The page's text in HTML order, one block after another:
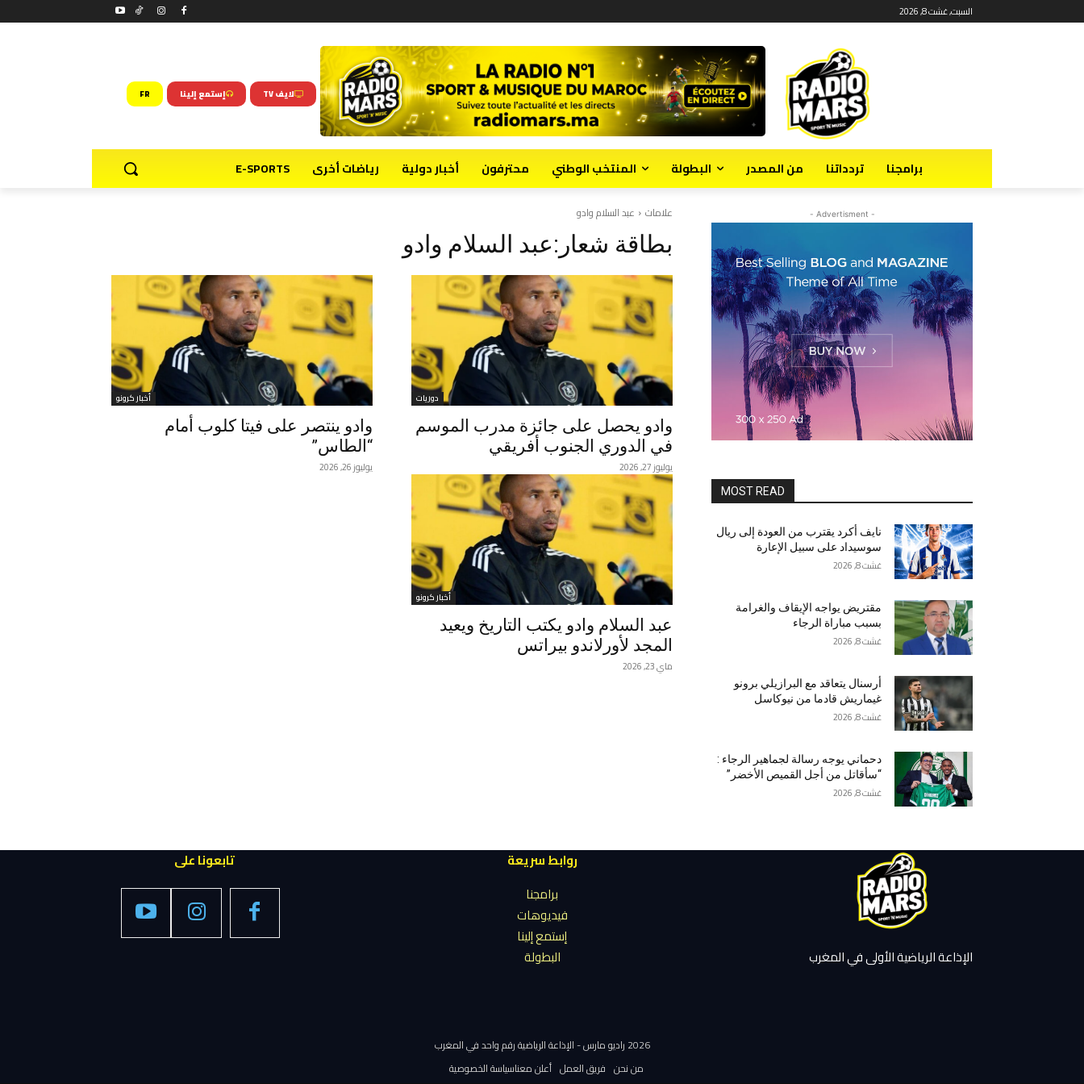
السبت, غشت 8, 2026
لايف TV إستمع إلينا FR
برامجنا تردداتنا من المصدر البطولة المنتخب الوطني محترفون أخبار دولية رياضات أخرى E-SPORTS
علامات عبد السلام وادو
بطاقة شعار:عبد السلام وادو
دوريات
وادو يحصل على جائزة مدرب الموسم
في الدوري الجنوب أفريقي
يوليوز 27, 2026
أخبار كرونو
وادو ينتصر على فيتا كلوب أمام
“الطاس”
يوليوز 26, 2026
أخبار كرونو
عبد السلام وادو يكتب التاريخ ويعيد
المجد لأورلاندو بيراتس
ماي 23, 2026
- Advertisment -
MOST READ
نايف أكرد يقترب من العودة إلى ريال
سوسيداد على سبيل الإعارة
غشت 8, 2026
مقتريض يواجه الإيقاف والغرامة
بسبب مباراة الرجاء
غشت 8, 2026
أرسنال يتعاقد مع البرازيلي برونو
غيماريش قادما من نيوكاسل
غشت 8, 2026
دحماني يوجه رسالة لجماهير الرجاء :
“سأقاتل من أجل القميص الأخضر”
غشت 8, 2026
تابعونا على
روابط سريعة
برامجنا
فيديوهات
إستمع إلينا
البطولة
الإذاعة الرياضية الأولى في المغرب
2026 راديو مارس - الإذاعة الرياضية رقم واحد في المغرب
من نحن فريق العمل أعلن معناسياسة الخصوصية